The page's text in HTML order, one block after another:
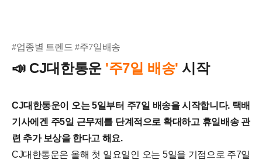
#업종별 트렌드 #주7일배송
📣 CJ대한통운 '주7일 배송' 시작
CJ대한통운이 오는 5일부터 주7일 배송을 시작합니다. 택배
기사에겐 주5일 근무제를 단계적으로 확대하고 휴일배송 관
련 추가 보상을 한다고 해요.
CJ대한통운은 올해 첫 일요일인 오는 5일을 기점으로 주7일